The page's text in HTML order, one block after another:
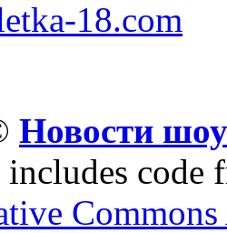
18.com
Новости
includes code